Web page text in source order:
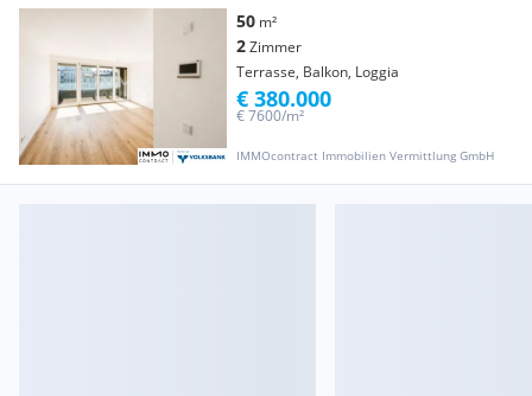
50 m²
2Zimmer
Terrasse, Balkon, Loggia
IMMOcontract Immobilien Vermittlung GmbH
€ 7600/m²
€ 380.000